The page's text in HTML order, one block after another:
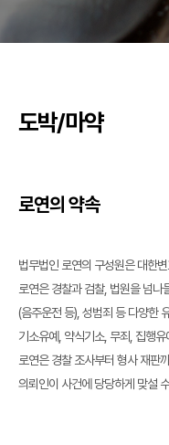
도박/마약
로연의 약속
법무법인 로연의 구성원은 대한
로연은 경찰과 검찰, 법원을 넘나
(음주운전 등), 성범죄 등 다양한
기소유예, 약식기소, 무죄, 집행
로연은 경찰 조사부터 형사 재판
의뢰인이 사건에 당당하게 맞설